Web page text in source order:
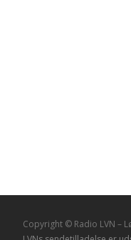
Copyright © Radio LVN –